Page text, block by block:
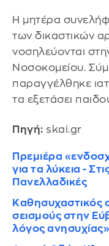
Η μητέρα
των δικαστικών
νοσηλεύονται
Νοσοκομείου.
παραγγέλθηκε
τα εξετάσει
Πηγή: skai.gr
Πρεμιέρα
για τα λύκεια -
Πανελλαδικές
Καθησυχαστικός
σεισμούς στην
λόγος ανησυχίας»